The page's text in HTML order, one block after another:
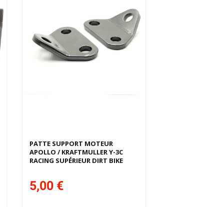
PATTE SUPPORT MOTEUR
APOLLO / KRAFTMULLER Y-3C
RACING SUPÉRIEUR DIRT BIKE
5,00 €